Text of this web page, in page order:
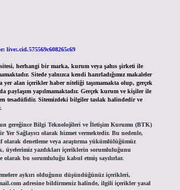
live:.cid.575569c608265c69
herhangi bir marka, kurum veya şahıs şirketi ile
Sitede yalnızca kendi hazırladığımız makaleler
yer alan içerikler haber niteliği taşımamakta olup, gerçek
paylaşım yapılmamaktadır. Gerçek kurum ve kişiler ile
tesadüfidir. Sitemizdeki bilgiler taslak halindedir ve
gereğince Bilgi Teknolojileri ve İletişim Kurumu (BTK)
Yer Sağlayıcı olarak hizmet vermektedir. Bu nedenle,
denetleme veya araştırma yükümlülüğümüz
üyelerimiz yazdıkları içeriklerin sorumluluğunu
olarak bu sorumluluğu kabul etmiş sayılırlar.
aykırı olduğunu düşündüğünüz içerikleri,
adresine bildirmeniz halinde, ilgili içerikler yasal